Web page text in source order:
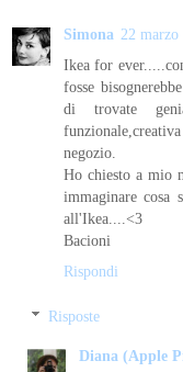
Simona 22
Ikea for
fosse
di trovate
negozio.
Ho chiesto a mio
immaginare cosa
all'Ikea....<3
Bacioni
Rispondi
Risposte
Diana (Apple